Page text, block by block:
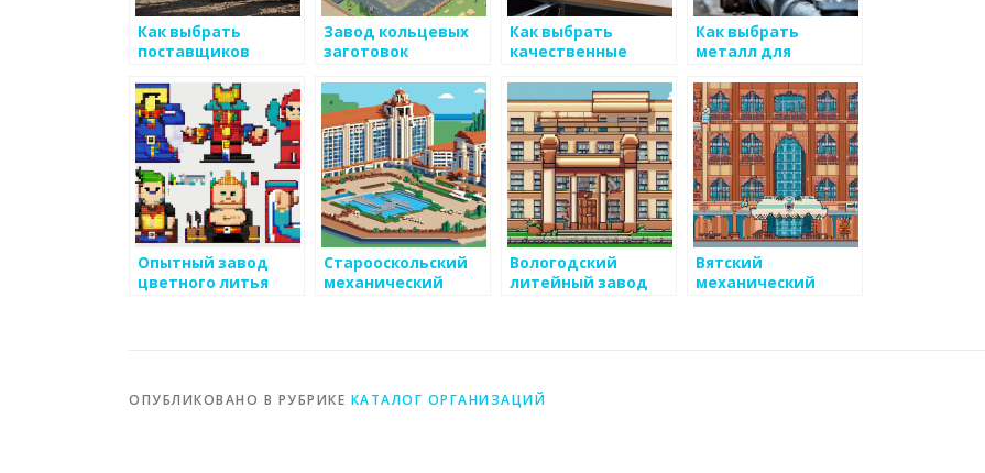
Как выбрать
поставщиков
производства
металлоизделий
Завод кольцевых
заготовок
Как выбрать
качественные
для оборудования
Как выбрать
металл для
оборудования
Опытный завод
цветного литья
Старооскольский
механический
Вологодский
литейный завод
Вятский
механический
ОПУБЛИКОВАНО В РУБРИКЕ КАТАЛОГ ОРГАНИЗАЦИЙ